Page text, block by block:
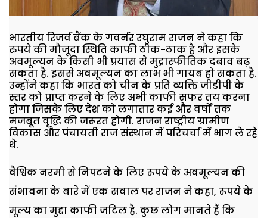
भारतीय रिजर्व बैंक के गवर्नर रघुराम राजन ने कहा कि
रुपये की मौजूदा स्थिति काफी ठीक-ठाक है और इसके
अवमूल्यन के किसी भी प्रयास से मुद्रास्फीतिक दबाव बढ़
सकता है. इससे अवमूल्यन का लाभ भी गायब हो सकता है.
उन्होंने कहा कि भारत को चीन के प्रति व्यक्ति जीडीपी के
स्तर को प्राप्त करने के लिए अभी काफी सफर तय करना
होगा जिसके लिए देश को लगातार कई और वर्षों तक
मजबूत वृद्धि की जरूरत होगी. राजन राष्ट्रीय ग्रामीण
विकास और पंचायती राज संस्थान में परिचर्चा में भाग ले रहे
थे.
वैश्विक नरमी से निपटने के लिए रूपये के अवमूल्यन की
संभावना के बारे में एक सवाल पर राजन ने कहा, रूपये के
मूल्य का मुद्दा काफी जटिल है. कुछ लोग मानते हैं कि